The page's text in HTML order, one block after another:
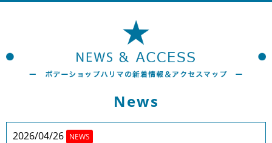
News
2026/04/26 NEWS